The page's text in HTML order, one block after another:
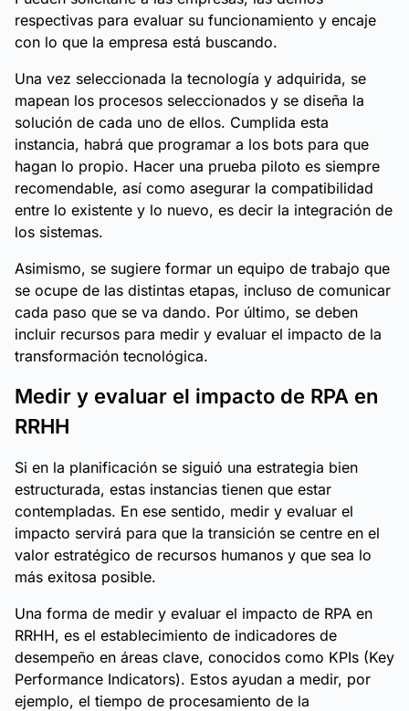
respectivas para evaluar su funcionamiento y encaje
con lo que la empresa está buscando.
Una vez seleccionada la tecnología y adquirida, se
mapean los procesos seleccionados y se diseña la
solución de cada uno de ellos. Cumplida esta
instancia, habrá que programar a los bots para que
hagan lo propio. Hacer una prueba piloto es siempre
recomendable, así como asegurar la compatibilidad
entre lo existente y lo nuevo, es decir la integración de
los sistemas.
Asimismo, se sugiere formar un equipo de trabajo que
se ocupe de las distintas etapas, incluso de comunicar
cada paso que se va dando. Por último, se deben
incluir recursos para medir y evaluar el impacto de la
transformación tecnológica.
Medir y evaluar el impacto de RPA en
RRHH
Si en la planificación se siguió una estrategia bien
estructurada, estas instancias tienen que estar
contempladas. En ese sentido, medir y evaluar el
impacto servirá para que la transición se centre en el
valor estratégico de recursos humanos y que sea lo
más exitosa posible.
Una forma de medir y evaluar el impacto de RPA en
RRHH, es el establecimiento de indicadores de
desempeño en áreas clave, conocidos como KPIs (Key
Performance Indicators). Estos ayudan a medir, por
ejemplo, el tiempo de procesamiento de la